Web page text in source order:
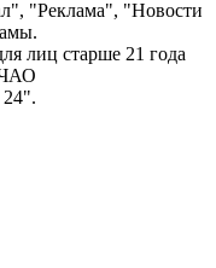
"Реклама", "Новости
лиц старше 21 года